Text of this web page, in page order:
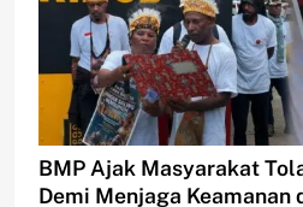
BMP Ajak Masyarakat
Demi Menjaga Keamanan